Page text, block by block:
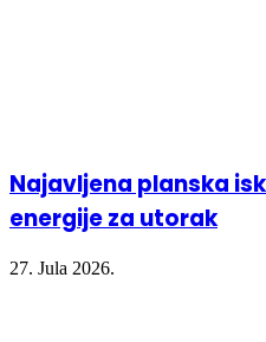
Najavljena planska
energije za utorak
27. Jula 2026.